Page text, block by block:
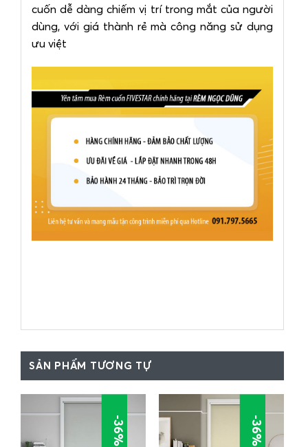
cuốn dễ dàng chiếm vị trí trong mắt của người
dùng, với giá thành rẻ mà công năng sử dụng
ưu việt
SẢN PHẨM TƯƠNG TỰ
-36% -36%